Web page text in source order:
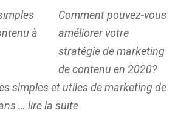
Comment pouvez-vous
améliorer votre
stratégie de marketing
de contenu en 2020?
simples et utiles de marketing de
… lire la suite